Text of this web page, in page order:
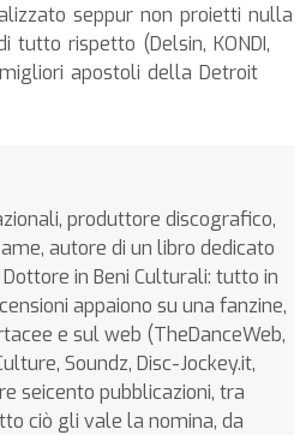
seppur non proietti nulla
rispetto (Delsin, KONDI,
apostoli della Detroit
produttore discografico,
autore di un libro dedicato
in Beni Culturali: tutto in
appaiono su una fanzine,
e sul web (TheDanceWeb,
Soundz, Disc-Jockey.it,
seicento pubblicazioni, tra
ciò gli vale la nomina, da